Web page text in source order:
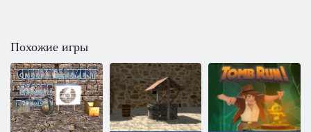
Похожие игры